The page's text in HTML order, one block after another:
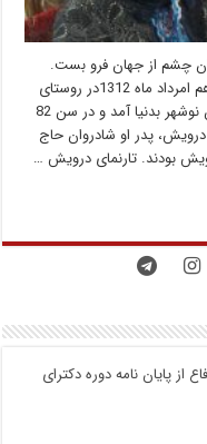
در تهران چشم از جهان فرو بست.
درویش نیوز؛ مرحومه صفیه درویش در دوازدهم امرداد ماه 1312در روستای
نارنج بن از نواحی دهستان کلرودپی شهرستان نوشهر بدنیا آمد و در سن 82
پدر او شادروان حاج
بودند. تارنمای درویش …
پایان نامه دوره دکترای